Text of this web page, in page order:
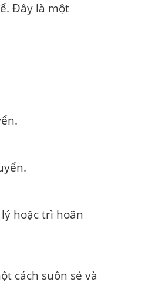
Đây là một
hoặc trì hoãn
cách suôn sẻ và